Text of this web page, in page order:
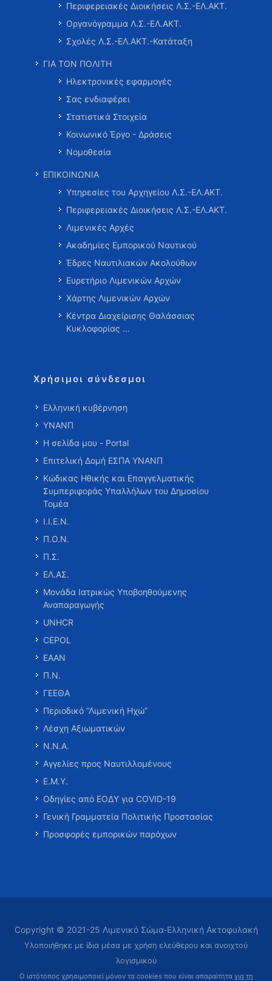
Περιφερειακές Διοικήσεις Λ.Σ.-ΕΛ.ΑΚΤ.
Οργανόγραμμα Λ.Σ.-ΕΛ.ΑΚΤ.
Σχολές Λ.Σ.-ΕΛ.ΑΚΤ.-Κατάταξη
ΓΙΑ ΤΟΝ ΠΟΛΙΤΗ
Ηλεκτρονικές εφαρμογές
Σας ενδιαφέρει
Στατιστικά Στοιχεία
Κοινωνικό Έργο - Δράσεις
Νομοθεσία
ΕΠΙΚΟΙΝΩΝΙΑ
Υπηρεσίες του Αρχηγείου Λ.Σ.-ΕΛ.ΑΚΤ.
Περιφερειακές Διοικήσεις Λ.Σ.-ΕΛ.ΑΚΤ.
Λιμενικές Αρχές
Ακαδημίες Εμπορικού Ναυτικού
Έδρες Ναυτιλιακών Ακολούθων
Ευρετήριο Λιμενικών Αρχών
Χάρτης Λιμενικών Αρχών
Κέντρα Διαχείρισης Θαλάσσιας
Κυκλοφορίας …
Χρήσιμοι σύνδεσμοι
Ελληνική κυβέρνηση
ΥΝΑΝΠ
Η σελίδα μου - Portal
Επιτελική Δομή ΕΣΠΑ ΥΝΑΝΠ
Κώδικας Ηθικής και Επαγγελματικής
Συμπεριφοράς Υπαλλήλων του Δημοσίου
Τομέα
Ι.Ι.Ε.Ν.
Π.Ο.Ν.
Π.Σ.
ΕΛ.ΑΣ.
Μονάδα Ιατρικώς Υποβοηθούμενης
Αναπαραγωγής
UNHCR
CEPOL
ΕΑΑΝ
Π.Ν.
ΓΕΕΘΑ
Περιοδικό “Λιμενική Ηχώ”
Λέσχη Αξιωματικών
Ν.Ν.Α.
Αγγελίες προς Ναυτιλλομένους
Ε.Μ.Υ.
Οδηγίες από ΕΟΔΥ για COVID-19
Γενική Γραμματεία Πολιτικής Προστασίας
Προσφορές εμπορικών παρόχων
Copyright © 2021-25 Λιμενικό Σώμα-Ελληνική Ακτοφυλακή
Υλοποιήθηκε με ίδια μέσα με χρήση ελεύθερου και ανοιχτού
λογισμικού
Ο ιστότοπος χρησιμοποιεί μόνον τα cookies που είναι απαραίτητα για τη